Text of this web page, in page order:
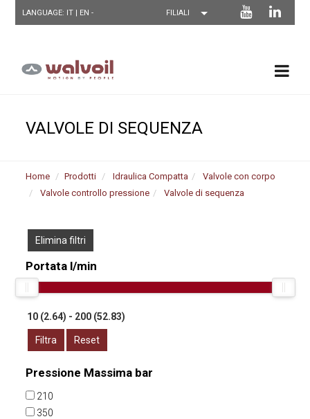
LANGUAGE: IT | EN-
VALVOLE DI SEQUENZA
Home Prodotti Idraulica Compatta
Valvole con corpo
Valvole controllo pressione
Valvole di sequenza
Elimina filtri
Portata l/min
Filtra Reset
Pressione Massima bar
210
350